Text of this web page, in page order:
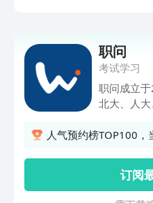
地，流畅
用AI重塑
时代的记
30+行业场
言人。 3、
人编辑实时
实时字幕
验，还可
习知识，
会获得积分
的哦！
职问
考试学习
职问成立于
北大、人
能培训、求
人的职业
100万名
训产品已
人气预约榜TOP100
订阅